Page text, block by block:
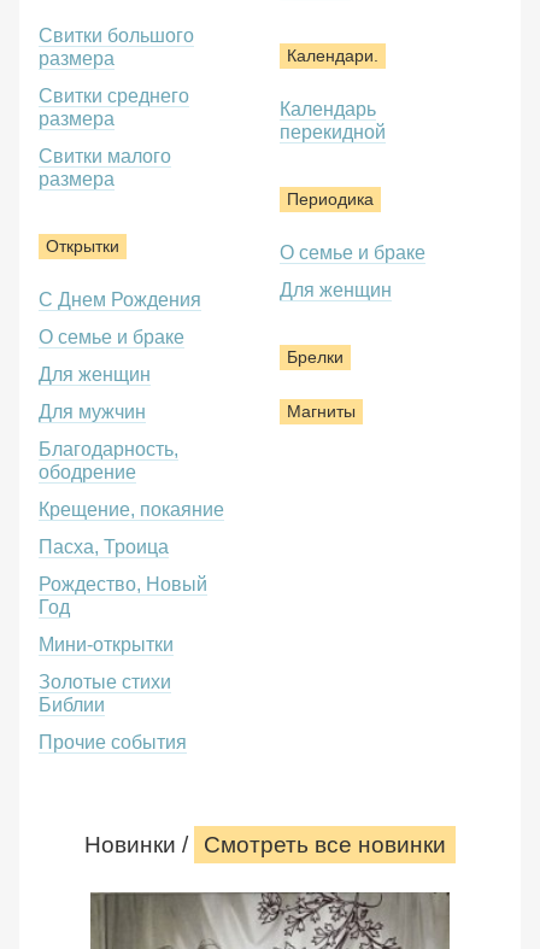
Свитки большого
размера
Свитки среднего
размера
Свитки малого
размера
Открытки
С Днем Рождения
О семье и браке
Для женщин
Для мужчин
Благодарность,
ободрение
Крещение, покаяние
Пасха, Троица
Рождество, Новый
Год
Мини-открытки
Золотые стихи
Библии
Прочие события
Календари.
Календарь
перекидной
Периодика
О семье и браке
Для женщин
Брелки
Магниты
Новинки / Смотреть все новинки